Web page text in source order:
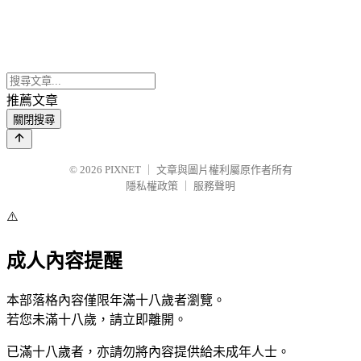
推薦文章
關閉搜尋
© 2026 PIXNET
文章與圖片權利屬原作者所有
隱私權政策
服務聲明
⚠️
成人內容提醒
本部落格內容僅限年滿十八歲者瀏覽。
若您未滿十八歲，請立即離開。
已滿十八歲者，亦請勿將內容提供給未成年人士。